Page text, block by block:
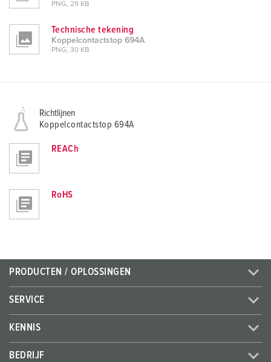
PNG, 29 KB
Technische tekening
Koppelcontactstop 694A
PNG, 30 KB
Richtlijnen
Koppelcontactstop 694A
REACh
RoHS
PRODUCTEN / OPLOSSINGEN
SERVICE
KENNIS
BEDRIJF